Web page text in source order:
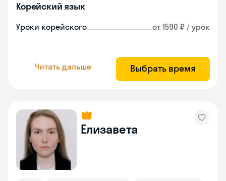
Корейский язык
Уроки корейского от 1590 ₽ / урок
Читать дальше Выбрать время
Елизавета